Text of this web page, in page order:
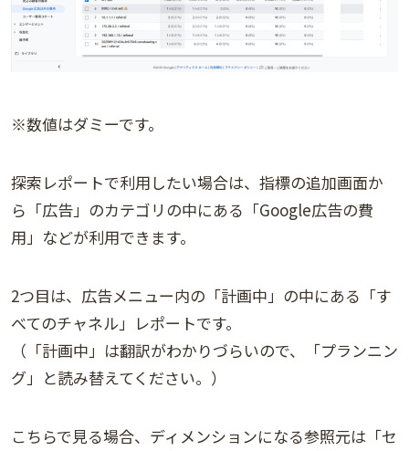
※数値はダミーです。
探索レポートで利用したい場合は、指標の追加画面か
ら「広告」のカテゴリの中にある「Google広告の費
用」などが利用できます。
2つ目は、広告メニュー内の「計画中」の中にある「す
べてのチャネル」レポートです。
（「計画中」は翻訳がわかりづらいので、「プランニン
グ」と読み替えてください。）
こちらで見る場合、ディメンションになる参照元は「セ